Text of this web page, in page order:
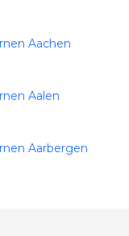
Aachen
Aalen
Aarbergen